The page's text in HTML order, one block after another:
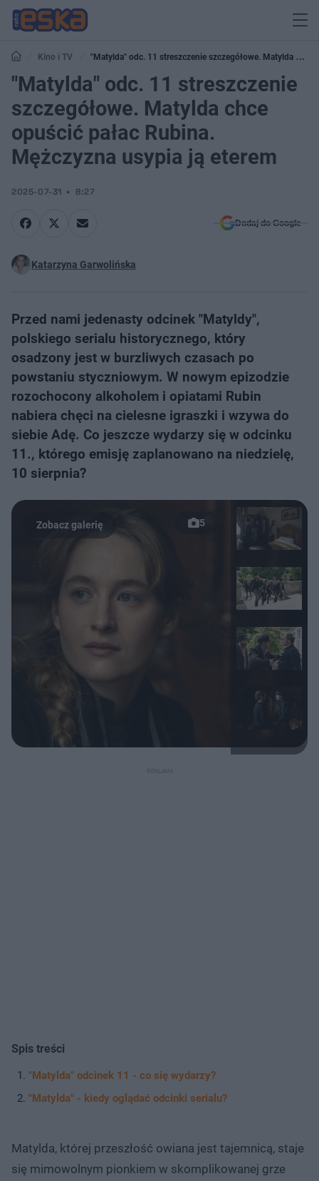
Kino i TV
"Matylda" odc. 11 streszczenie szczegółowe. Matylda chce
opuścić pałac Rubina. Mężczyzna usypia ją eterem
"Matylda" odc. 11 streszczenie
szczegółowe. Matylda chce
opuścić pałac Rubina.
Mężczyzna usypia ją eterem
2025-07-31 8:27
Dodaj do Google
Katarzyna Garwolińska
Przed nami jedenasty odcinek "Matyldy",
polskiego serialu historycznego, który
osadzony jest w burzliwych czasach po
powstaniu styczniowym. W nowym epizodzie
rozochocony alkoholem i opiatami Rubin
nabiera chęci na cielesne igraszki i wzywa do
siebie Adę. Co jeszcze wydarzy się w odcinku
11., którego emisję zaplanowano na niedzielę,
10 sierpnia?
5
Spis treści
"Matylda" odcinek 11 - co się wydarzy?
"Matylda" - kiedy oglądać odcinki serialu?
Matylda, której przeszłość owiana jest tajemnicą, staje
się mimowolnym pionkiem w skomplikowanej grze